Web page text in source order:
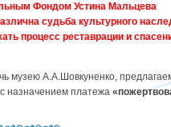
Фондом Устина Мальцева
судьба культурного
процесс реставрации и
музею А.А.Шовкуненко,
назначением платежа